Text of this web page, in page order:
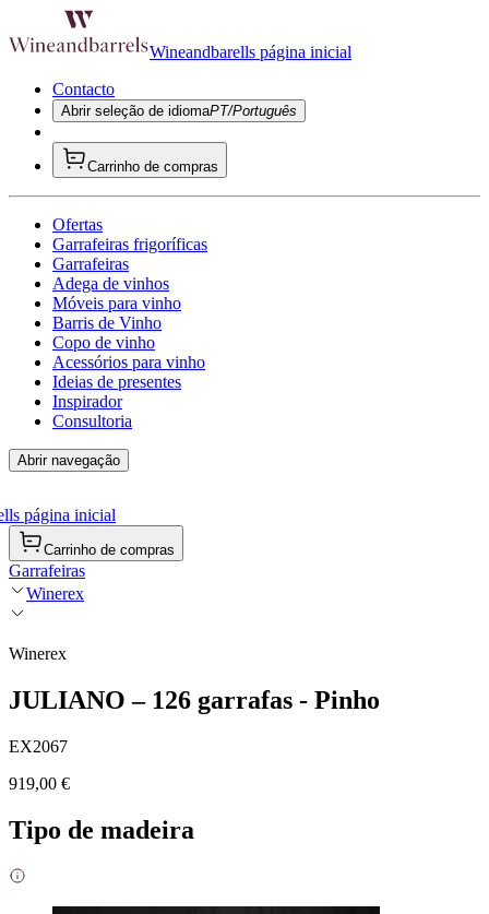
Wineandbarells página inicial
Contacto
Abrir seleção de idiomaPT/Português
Carrinho de compras
Ofertas
Garrafeiras frigoríficas
Garrafeiras
Adega de vinhos
Móveis para vinho
Barris de Vinho
Copo de vinho
Acessórios para vinho
Ideias de presentes
Inspirador
Consultoria
Abrir navegação
página inicial
Carrinho de compras
Garrafeiras
Winerex
Winerex
JULIANO – 126 garrafas - Pinho
EX2067
919,00 €
Tipo de madeira